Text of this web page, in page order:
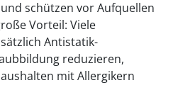
schützen vor Aufquellen
Vorteil: Viele
Antistatik-
reduzieren,
mit Allergikern